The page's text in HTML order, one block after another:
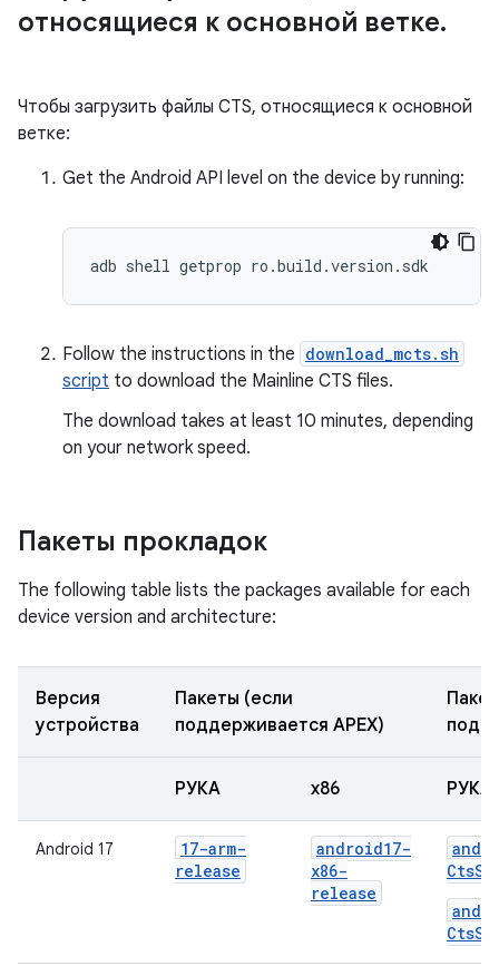
относящиеся к основной ветке.
Чтобы загрузить файлы CTS, относящиеся к основной
ветке:
Get the Android API level on the device by running:
Follow the instructions in the download_mcts.sh
script to download the Mainline CTS files.
The download takes at least 10 minutes, depending
on your network speed.
Пакеты прокладок
The following table lists the packages available for each
device version and architecture:
Версия
устройства
Пакеты (если
поддерживается APEX)
РУКА x86 РУКА
Android 17
17-arm-
release
android17-
x86-
release